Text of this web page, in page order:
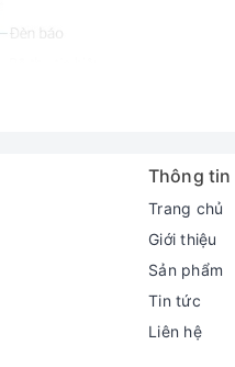
Thông tin
Trang chủ
Giới thiệu
Sản phẩm
Tin tức
Liên hệ